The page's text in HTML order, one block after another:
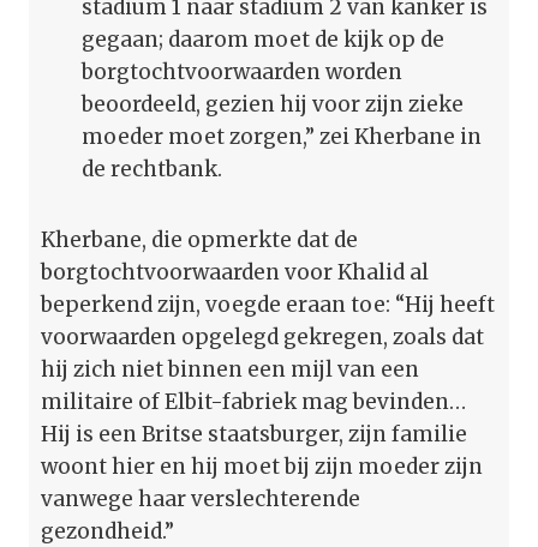
stadium 1 naar stadium 2 van kanker is
gegaan; daarom moet de kijk op de
borgtochtvoorwaarden worden
beoordeeld, gezien hij voor zijn zieke
moeder moet zorgen,” zei Kherbane in
de rechtbank.
Kherbane, die opmerkte dat de
borgtochtvoorwaarden voor Khalid al
beperkend zijn, voegde eraan toe: “Hij heeft
voorwaarden opgelegd gekregen, zoals dat
hij zich niet binnen een mijl van een
militaire of Elbit-fabriek mag bevinden…
Hij is een Britse staatsburger, zijn familie
woont hier en hij moet bij zijn moeder zijn
vanwege haar verslechterende
gezondheid.”